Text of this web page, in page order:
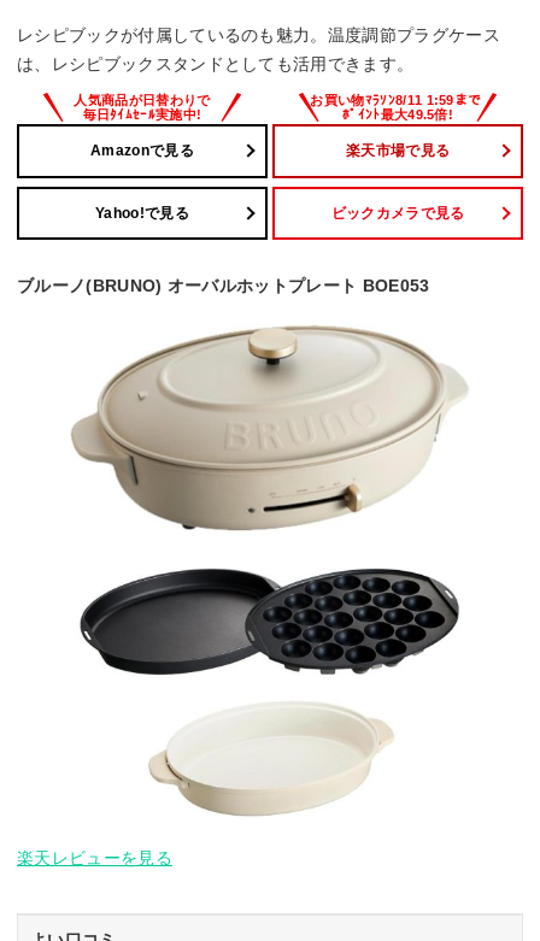
レシピブックが付属しているのも魅力。温度調節プラグケース
は、レシピブックスタンドとしても活用できます。
Amazonで見る 楽天市場で見る
Yahoo!で見る ビックカメラで見る
ブルーノ(BRUNO) オーバルホットプレート BOE053
楽天レビューを見る